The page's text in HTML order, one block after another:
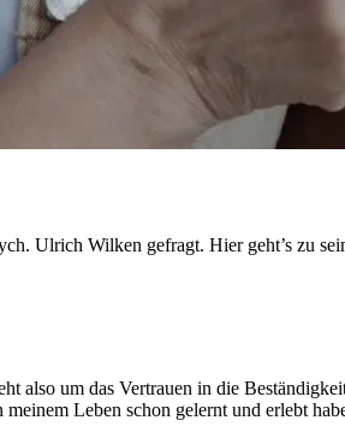
Ulrich Wilken gefragt. Hier geht’s zu
also um das Vertrauen in die
Leben schon gelernt und erlebt